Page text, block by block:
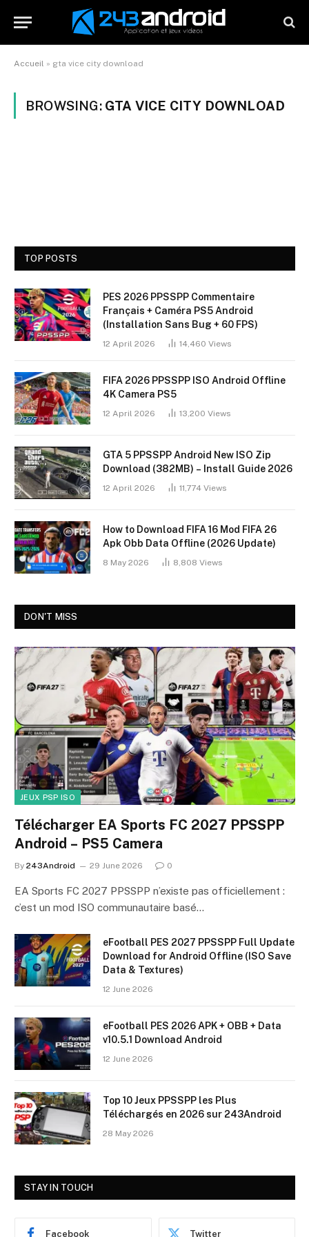
Accueil » gta vice city download
BROWSING: GTA VICE CITY DOWNLOAD
TOP POSTS
PES 2026 PPSSPP Commentaire
Français + Caméra PS5 Android
(Installation Sans Bug + 60 FPS)
12 April 2026 14,460 Views
FIFA 2026 PPSSPP ISO Android Offline
4K Camera PS5
12 April 2026 13,200 Views
GTA 5 PPSSPP Android New ISO Zip
Download (382MB) – Install Guide 2026
12 April 2026 11,774 Views
How to Download FIFA 16 Mod FIFA 26
Apk Obb Data Offline (2026 Update)
8 May 2026 8,808 Views
DON'T MISS
JEUX PSP ISO
Télécharger EA Sports FC 2027 PPSSPP
Android – PS5 Camera
By 243Android 29 June 2026 0
EA Sports FC 2027 PPSSPP n’existe pas officiellement :
c’est un mod ISO communautaire basé…
eFootball PES 2027 PPSSPP Full Update
Download for Android Offline (ISO Save
Data & Textures)
12 June 2026
eFootball PES 2026 APK + OBB + Data
v10.5.1 Download Android
12 June 2026
Top 10 Jeux PPSSPP les Plus
Téléchargés en 2026 sur 243Android
28 May 2026
STAY IN TOUCH
Facebook Twitter